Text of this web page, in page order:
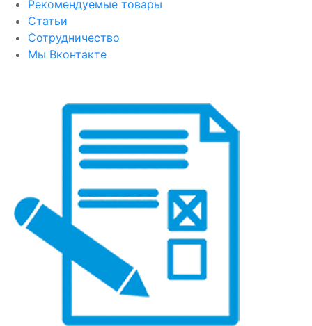
Рекомендуемые товары
Статьи
Сотрудничество
Мы Вконтакте